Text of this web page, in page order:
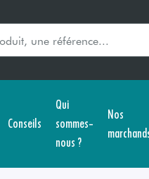
Conseils
Qui
sommes-
nous ?
Nos